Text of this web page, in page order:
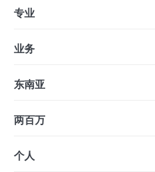
专业
业务
东南亚
两百万
个人